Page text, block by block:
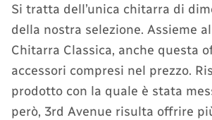
Si tratta dell’unica chitarra di
della nostra selezione. Assieme al
Chitarra Classica, anche questa
accessori compresi nel prezzo.
prodotto con la quale è stata
però, 3rd Avenue risulta offrire